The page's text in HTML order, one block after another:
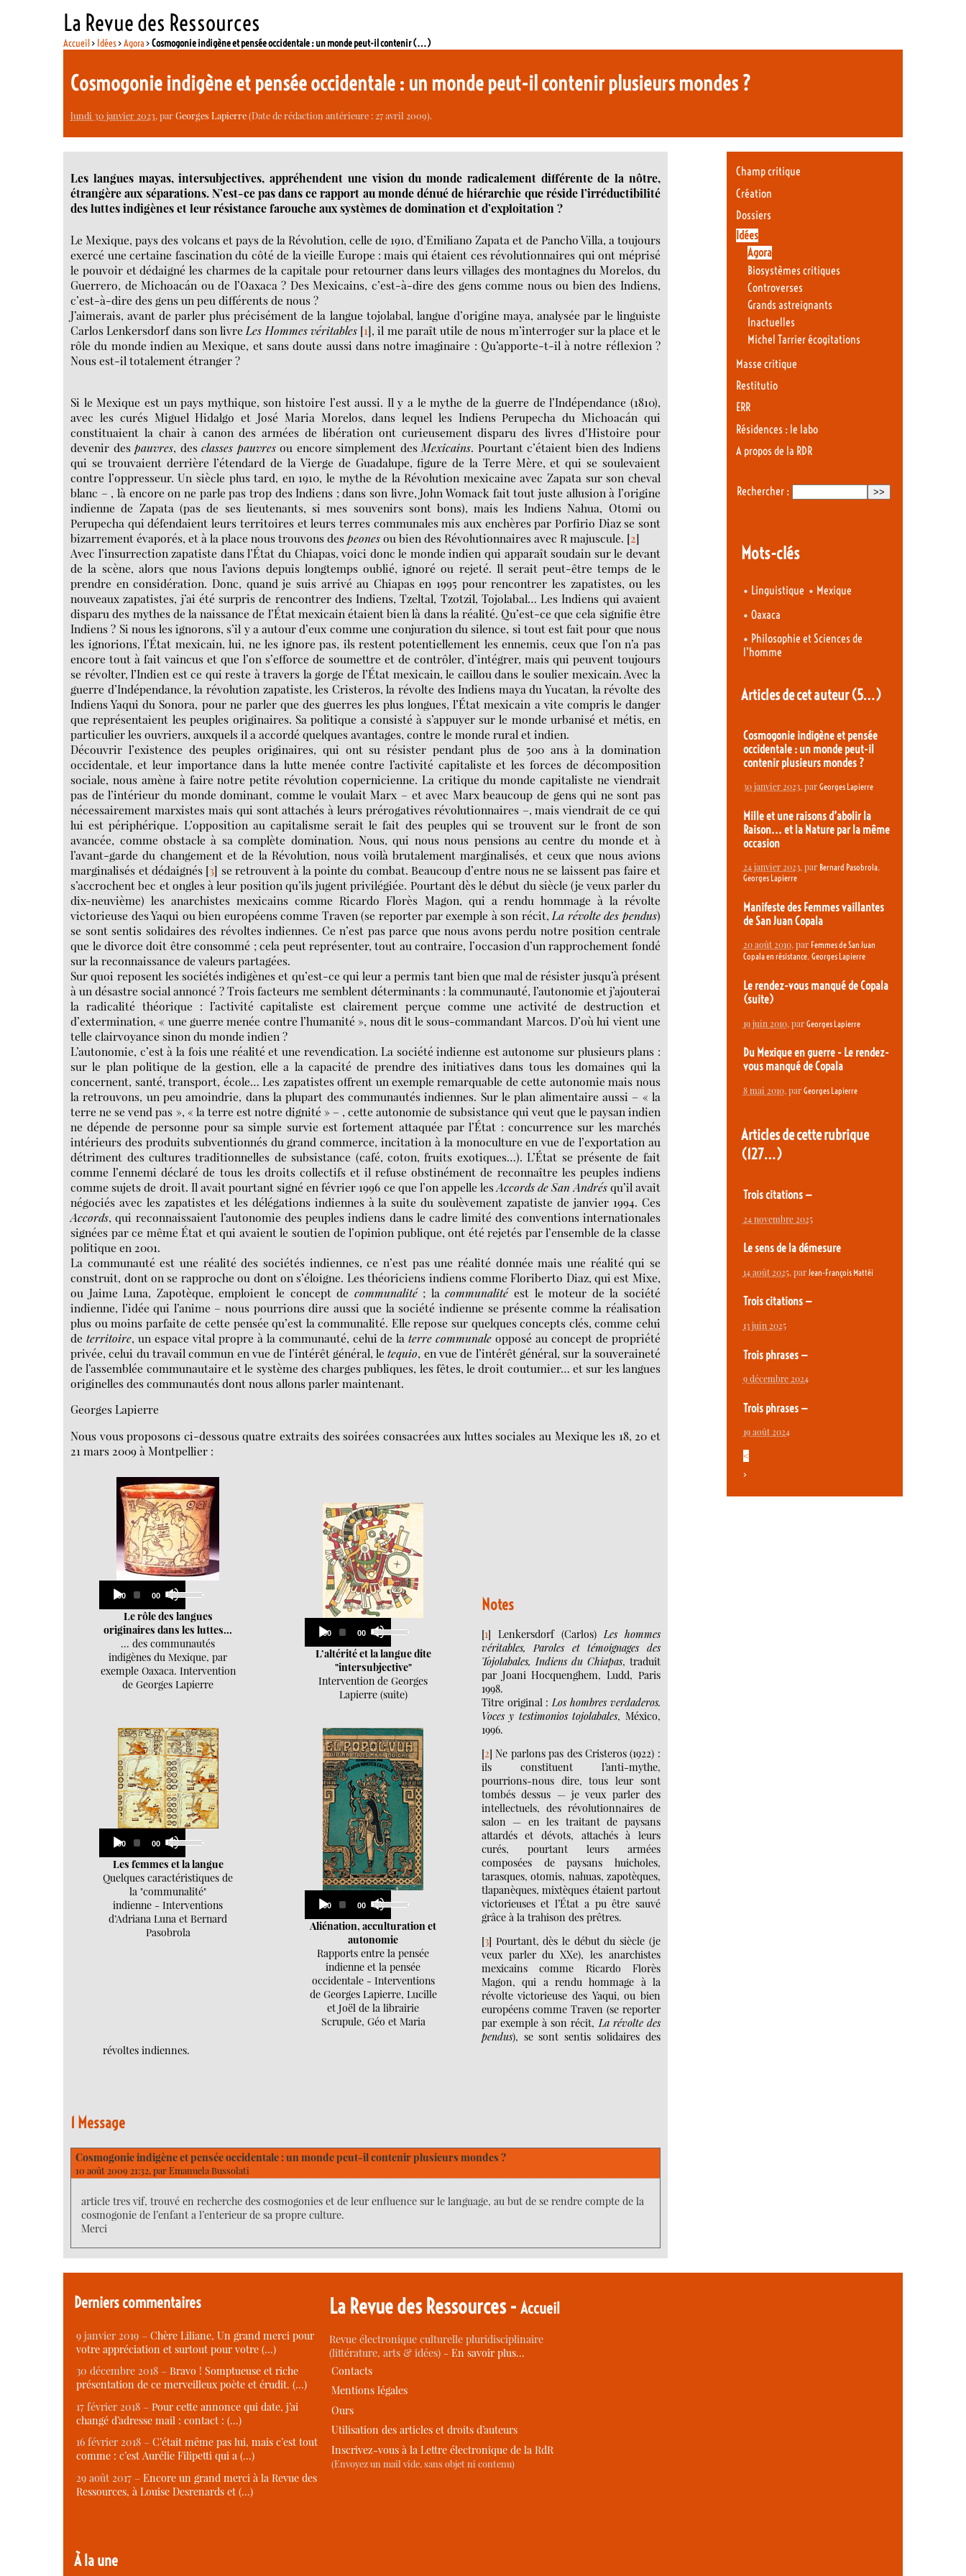
La Revue des Ressources
Accueil> Idées>Agora >Cosmogonie indigène et pensée occidentale : un monde peut-il contenir (…)
Cosmogonie indigène et pensée occidentale : un monde peut-il contenir plusieurs mondes ?
lundi 30 janvier 2023, parGeorges Lapierre(Date de rédaction antérieure : 27 avril 2009).
Les langues mayas, intersubjectives, appréhendent une vision du monde radicalement différente de la nôtre,
étrangère aux séparations. N’est-ce pas dans ce rapport au monde dénué de hiérarchie que réside l’irréductibilité
des luttes indigènes et leur résistance farouche aux systèmes de domination et d’exploitation ?
Le Mexique, pays des volcans et pays de la Révolution, celle de 1910, d’Emiliano Zapata et de Pancho Villa, a toujours
exercé une certaine fascination du côté de la vieille Europe : mais qui étaient ces révolutionnaires qui ont méprisé
le pouvoir et dédaigné les charmes de la capitale pour retourner dans leurs villages des montagnes du Morelos, du
Guerrero, de Michoacán ou de l’Oaxaca ? Des Mexicains, c’est-à-dire des gens comme nous ou bien des Indiens,
c’est-à-dire des gens un peu différents de nous ?
J’aimerais, avant de parler plus précisément de la langue tojolabal, langue d’origine maya, analysée par le linguiste
Carlos Lenkersdorf dans son livre Les Hommes véritables[1], il me paraît utile de nous m’interroger sur la place et le
rôle du monde indien au Mexique, et sans doute aussi dans notre imaginaire : Qu’apporte-t-il à notre réflexion ?
Nous est-il totalement étranger ?
Si le Mexique est un pays mythique, son histoire l’est aussi. Il y a le mythe de la guerre de l’Indépendance (1810),
avec les curés Miguel Hidalgo et José Maria Morelos, dans lequel les Indiens Perupecha du Michoacán qui
constituaient la chair à canon des armées de libération ont curieusement disparu des livres d’Histoire pour
devenir despauvres, desclasses pauvresou encore simplement des Mexicains. Pourtant c’étaient bien des Indiens
qui se trouvaient derrière l’étendard de la Vierge de Guadalupe, figure de la Terre Mère, et qui se soulevaient
contre l’oppresseur. Un siècle plus tard, en 1910, le mythe de la Révolution mexicaine avec Zapata sur son cheval
blanc – , là encore on ne parle pas trop des Indiens ; dans son livre, John Womack fait tout juste allusion à l’origine
indienne de Zapata (pas de ses lieutenants, si mes souvenirs sont bons), mais les Indiens Nahua, Otomi ou
Perupecha qui défendaient leurs territoires et leurs terres communales mis aux enchères par Porfirio Diaz se sont
bizarrement évaporés, et à la place nous trouvons despeonesou bien des Révolutionnaires avec R majuscule. [2]
Avec l’insurrection zapatiste dans l’État du Chiapas, voici donc le monde indien qui apparaît soudain sur le devant
de la scène, alors que nous l’avions depuis longtemps oublié, ignoré ou rejeté. Il serait peut-être temps de le
prendre en considération. Donc, quand je suis arrivé au Chiapas en 1995 pour rencontrer les zapatistes, ou les
nouveaux zapatistes, j’ai été surpris de rencontrer des Indiens, Tzeltal, Tzotzil, Tojolabal… Les Indiens qui avaient
disparu des mythes de la naissance de l’État mexicain étaient bien là dans la réalité. Qu’est-ce que cela signifie être
Indiens ? Si nous les ignorons, s’il y a autour d’eux comme une conjuration du silence, si tout est fait pour que nous
les ignorions, l’État mexicain, lui, ne les ignore pas, ils restent potentiellement les ennemis, ceux que l’on n’a pas
encore tout à fait vaincus et que l’on s’efforce de soumettre et de contrôler, d’intégrer, mais qui peuvent toujours
se révolter, l’Indien est ce qui reste à travers la gorge de l’État mexicain, le caillou dans le soulier mexicain. Avec la
guerre d’Indépendance, la révolution zapatiste, les Cristeros, la révolte des Indiens maya du Yucatan, la révolte des
Indiens Yaqui du Sonora, pour ne parler que des guerres les plus longues, l’État mexicain a vite compris le danger
que représentaient les peuples originaires. Sa politique a consisté à s’appuyer sur le monde urbanisé et métis, en
particulier les ouvriers, auxquels il a accordé quelques avantages, contre le monde rural et indien.
Découvrir l’existence des peuples originaires, qui ont su résister pendant plus de 500 ans à la domination
occidentale, et leur importance dans la lutte menée contre l’activité capitaliste et les forces de décomposition
sociale, nous amène à faire notre petite révolution copernicienne. La critique du monde capitaliste ne viendrait
pas de l’intérieur du monde dominant, comme le voulait Marx – et avec Marx beaucoup de gens qui ne sont pas
nécessairement marxistes mais qui sont attachés à leurs prérogatives révolutionnaires –, mais viendrait de ce qui
lui est périphérique. L’opposition au capitalisme serait le fait des peuples qui se trouvent sur le front de son
avancée, comme obstacle à sa complète domination. Nous, qui nous nous pensions au centre du monde et à
l’avant-garde du changement et de la Révolution, nous voilà brutalement marginalisés, et ceux que nous avions
marginalisés et dédaignés[3] se retrouvent à la pointe du combat. Beaucoup d’entre nous ne se laissent pas faire et
s’accrochent bec et ongles à leur position qu’ils jugent privilégiée. Pourtant dès le début du siècle (je veux parler du
dix-neuvième) les anarchistes mexicains comme Ricardo Florès Magon, qui a rendu hommage à la révolte
victorieuse des Yaqui ou bien européens comme Traven (se reporter par exemple à son récit, La révolte des pendus)
se sont sentis solidaires des révoltes indiennes. Ce n’est pas parce que nous avons perdu notre position centrale
que le divorce doit être consommé ; cela peut représenter, tout au contraire, l’occasion d’un rapprochement fondé
sur la reconnaissance de valeurs partagées.
Sur quoi reposent les sociétés indigènes et qu’est-ce qui leur a permis tant bien que mal de résister jusqu’à présent
à un désastre social annoncé ? Trois facteurs me semblent déterminants : la communauté, l’autonomie et j’ajouterai
la radicalité théorique : l’activité capitaliste est clairement perçue comme une activité de destruction et
d’extermination, « une guerre menée contre l’humanité », nous dit le sous-commandant Marcos. D’où lui vient une
telle clairvoyance sinon du monde indien ?
L’autonomie, c’est à la fois une réalité et une revendication. La société indienne est autonome sur plusieurs plans :
sur le plan politique de la gestion, elle a la capacité de prendre des initiatives dans tous les domaines qui la
concernent, santé, transport, école… Les zapatistes offrent un exemple remarquable de cette autonomie mais nous
la retrouvons, un peu amoindrie, dans la plupart des communautés indiennes. Sur le plan alimentaire aussi – « la
terre ne se vend pas », « la terre est notre dignité » – , cette autonomie de subsistance qui veut que le paysan indien
ne dépende de personne pour sa simple survie est fortement attaquée par l’État : concurrence sur les marchés
intérieurs des produits subventionnés du grand commerce, incitation à la monoculture en vue de l’exportation au
détriment des cultures traditionnelles de subsistance (café, coton, fruits exotiques…). L’État se présente de fait
comme l’ennemi déclaré de tous les droits collectifs et il refuse obstinément de reconnaître les peuples indiens
comme sujets de droit. Il avait pourtant signé en février 1996 ce que l’on appelle lesAccords de San Andrésqu’il avait
négociés avec les zapatistes et les délégations indiennes à la suite du soulèvement zapatiste de janvier 1994. Ces
Accords, qui reconnaissaient l’autonomie des peuples indiens dans le cadre limité des conventions internationales
signées par ce même État et qui avaient le soutien de l’opinion publique, ont été rejetés par l’ensemble de la classe
politique en 2001.
La communauté est une réalité des sociétés indiennes, ce n’est pas une réalité donnée mais une réalité qui se
construit, dont on se rapproche ou dont on s’éloigne. Les théoriciens indiens comme Floriberto Diaz, qui est Mixe,
ou Jaime Luna, Zapotèque, emploient le concept de communalité; lacommunalitéest le moteur de la société
indienne, l’idée qui l’anime – nous pourrions dire aussi que la société indienne se présente comme la réalisation
plus ou moins parfaite de cette pensée qu’est la communalité. Elle repose sur quelques concepts clés, comme celui
deterritoire, un espace vital propre à la communauté, celui de laterre communale opposé au concept de propriété
privée, celui du travail commun en vue de l’intérêt général, letequio, en vue de l’intérêt général, sur la souveraineté
de l’assemblée communautaire et le système des charges publiques, les fêtes, le droit coutumier… et sur les langues
originelles des communautés dont nous allons parler maintenant.
Georges Lapierre
Nous vous proposons ci-dessous quatre extraits des soirées consacrées aux luttes sociales au Mexique les 18, 20 et
21 mars 2009 à Montpellier :
Audio
Player
Current
00:00
Total
duration
00:00
Use
Up/Down
Arrow
keys
to
increase
or
decrease
volume.
Le rôle des langues
originaires dans les luttes...
... des communautés
indigènes du Mexique, par
exemple Oaxaca. Intervention
de Georges Lapierre
Audio
Player
Current
00:00
Total
duration
00:00
Use
Up/Down
Arrow
keys
to
increase
or
volume.
L’altérité et la langue dite
"intersubjective"
Intervention de Georges
Lapierre (suite)
Audio
Player
Current
00:00
Total
duration
00:00
Use
Up/Down
Arrow
keys
to
increase
or
decrease
volume.
Les femmes et la langue
Quelques caractéristiques de
la "communalité"
indienne - Interventions
d’Adriana Luna et Bernard
Pasobrola
Audio
Player
Current
00:00
Total
duration
00:00
Use
Up/Down
Arrow
keys
to
increase
or
decrease
volume.
Aliénation, acculturation et
autonomie
Rapports entre la pensée
indienne et la pensée
occidentale - Interventions
de Georges Lapierre, Lucille
et Joël de la librairie
Scrupule, Géo et Maria
Notes
[1] Lenkersdorf (Carlos) Les hommes
véritables, Paroles et témoignages des
Tojolabales, Indiens du Chiapas, traduit
par Joani Hocquenghem, Ludd, Paris
1998.
Titre original : Los hombres verdaderos.
Voces y testimonios tojolabales, México,
1996.
[2]Ne parlons pas des Cristeros (1922) :
ils constituent l’anti-mythe,
pourrions-nous dire, tous leur sont
tombés dessus — je veux parler des
intellectuels, des révolutionnaires de
salon — en les traitant de paysans
attardés et dévots, attachés à leurs
curés, pourtant leurs armées
composées de paysans huicholes,
tarasques, otomis, nahuas, zapotèques,
tlapanèques, mixtèques étaient partout
victorieuses et l’État a pu être sauvé
grâce à la trahison des prêtres.
[3] Pourtant, dès le début du siècle (je
veux parler du XXe), les anarchistes
mexicains comme Ricardo Florès
Magon, qui a rendu hommage à la
révolte victorieuse des Yaqui, ou bien
européens comme Traven (se reporter
par exemple à son récit,La révolte des
pendus), se sont sentis solidaires des
révoltes indiennes.
1 Message
Cosmogonie indigène et pensée occidentale : un monde peut-il contenir plusieurs mondes ?
10 août 2009 21:32, parEmanuela Bussolati
article tres vif, trouvé en recherche des cosmogonies et de leur enfluence sur le language, au but de se rendre compte de la
cosmogonie de l’enfant a l’enterieur de sa propre culture.
Merci
Champ critique
Création
Dossiers
Idées
Agora
Biosystèmes critiques
Controverses
Grands astreignants
Inactuelles
Michel Tarrier écogitations
Masse critique
Restitutio
ERR
Résidences : le labo
A propos de la RDR
Rechercher :
Mots-clés
• Linguistique • Mexique
• Oaxaca
• Philosophie et Sciences de
l’homme
Articles de cet auteur(5…)
Cosmogonie indigène et pensée
occidentale : un monde peut-il
contenir plusieurs mondes ?
30 janvier 2023, par Georges Lapierre
Mille et une raisons d’abolir la
Raison... et la Nature par la même
occasion
24 janvier 2023, par Bernard Pasobrola,
Georges Lapierre
Manifeste des Femmes vaillantes
de San Juan Copala
20 août 2010, par Femmes de San Juan
Copala en résistance, Georges Lapierre
Le rendez-vous manqué de Copala
(suite)
19 juin 2010, par Georges Lapierre
Du Mexique en guerre - Le rendez-
vous manqué de Copala
8 mai 2010, par Georges Lapierre
Articles de cette rubrique
(127…)
Trois citations —
24 novembre 2025
Le sens de la démesure
14 août 2025, par Jean-François Mattéi
Trois citations —
13 juin 2025
Trois phrases —
9 décembre 2024
Trois phrases —
19 août 2024
<
>
Derniers commentaires
9 janvier 2019 – Chère Liliane, Un grand merci pour
votre appréciation et surtout pour votre (…)
30 décembre 2018 – Bravo ! Somptueuse et riche
présentation de ce merveilleux poète et érudit. (…)
17 février 2018 – Pour cette annonce qui date, j’ai
changé d’adresse mail : contact : (…)
16 février 2018 – C’était même pas lui, mais c’est tout
comme : c’est Aurélie Filipetti qui a (…)
29 août 2017 – Encore un grand merci à la Revue des
Ressources, à Louise Desrenards et (…)
À la une
La Revue des Ressources -Accueil
Revue électronique culturelle pluridisciplinaire
(littérature, arts & idées) -En savoir plus…
Contacts
Mentions légales
Ours
Utilisation des articles et droits d’auteurs
Inscrivez-vous à la Lettre électronique de la RdR
(Envoyez un mail vide, sans objet ni contenu)